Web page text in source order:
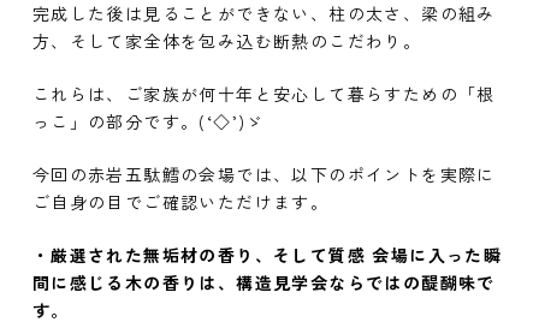
完成した後は見ることができない、柱の太さ、梁の組み
方、そして家全体を包み込む断熱のこだわり。
これらは、ご家族が何十年と安心して暮らすための「根
っこ」の部分です。(‘◇’)ゞ
今回の赤岩五駄鱈の会場では、以下のポイントを実際に
ご自身の目でご確認いただけます。
・厳選された無垢材の香り、そして質感 会場に入った瞬
間に感じる木の香りは、構造見学会ならではの醍醐味で
す。